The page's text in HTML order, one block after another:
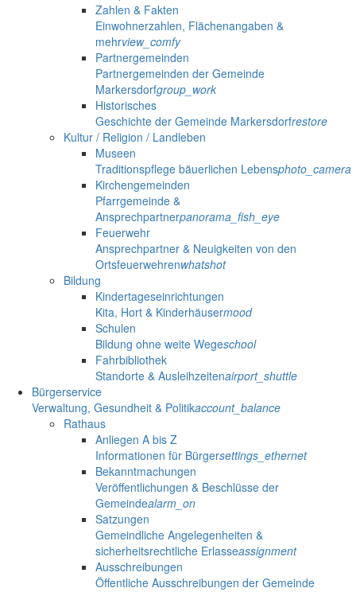
Zahlen & Fakten
Einwohnerzahlen, Flächenangaben &
mehrview_comfy
Partnergemeinden
Partnergemeinden der Gemeinde
Markersdorfgroup_work
Historisches
Geschichte der Gemeinde Markersdorfrestore
Kultur / Religion / Landleben
Museen
Traditionspflege bäuerlichen Lebensphoto_camera
Kirchengemeinden
Pfarrgemeinde &
Ansprechpartnerpanorama_fish_eye
Feuerwehr
Ansprechpartner & Neuigkeiten von den
Ortsfeuerwehrenwhatshot
Bildung
Kindertageseinrichtungen
Kita, Hort & Kinderhäusermood
Schulen
Bildung ohne weite Wegeschool
Fahrbibliothek
Standorte & Ausleihzeitenairport_shuttle
Bürgerservice
Verwaltung, Gesundheit & Politikaccount_balance
Rathaus
Anliegen A bis Z
Informationen für Bürgersettings_ethernet
Bekanntmachungen
Veröffentlichungen & Beschlüsse der
Gemeindealarm_on
Satzungen
Gemeindliche Angelegenheiten &
sicherheitsrechtliche Erlasseassignment
Ausschreibungen
Öffentliche Ausschreibungen der Gemeinde